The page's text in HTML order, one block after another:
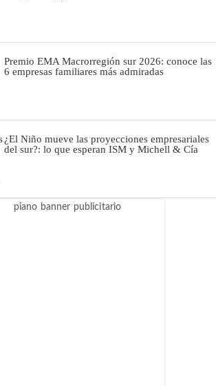
Premio EMA Macrorregión sur 2026: conoce las
6 empresas familiares más admiradas
¿El Niño mueve las proyecciones empresariales
del sur?: lo que esperan ISM y Michell & Cía